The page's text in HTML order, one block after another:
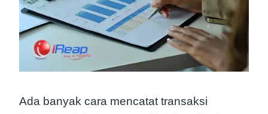
Ada banyak cara mencatat transaksi